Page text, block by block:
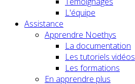
L'équipe
Assistance
Apprendre Noethys
La documentation
Les tutoriels vidéos
Les formations
En apprendre plus